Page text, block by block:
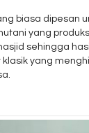
biasa dipesan
yang
sehingga
yang